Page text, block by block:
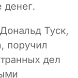
денег.
Туск,
поручил
дел